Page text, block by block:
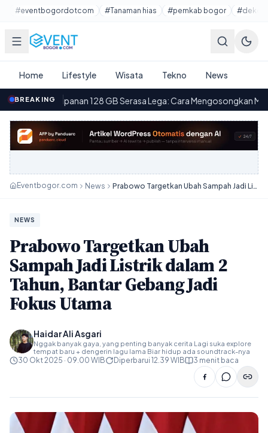
Lewati ke konten utama
#eventbogordotcom #Tanaman hias #pemkab bogor
Home Lifestyle Wisata Tekno News
BREAKING
128 GB Serasa Lega: Cara Mengosongkan Memori HP yang
Eventbogor.com News Prabowo Targetkan Ubah Sampah Jadi Listrik dalam 2 Tahun, Bantar Gebang Jadi Fokus Utama
NEWS
Prabowo Targetkan Ubah
Sampah Jadi Listrik dalam 2
Tahun, Bantar Gebang Jadi
Fokus Utama
Haidar Ali Asgari
Nggak banyak gaya, yang penting banyak cerita Lagi suka explore
tempat baru + dengerin lagu lama Biar hidup ada soundtrack-nya
30 Okt 2025 · 09.00 WIB Diperbarui 12.39 WIB 3 menit baca